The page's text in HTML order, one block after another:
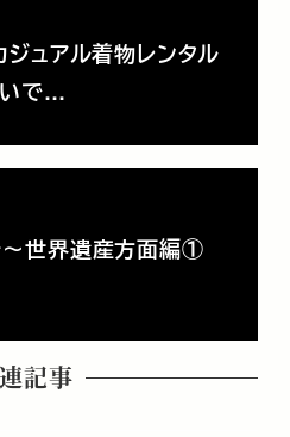
ジュアル着物レンタル
で…
世界遺産方面編①
記事